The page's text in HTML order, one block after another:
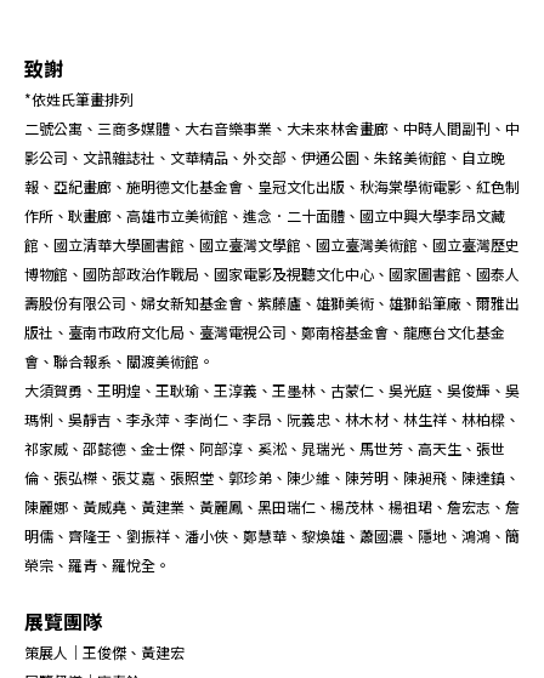
致謝
*依姓氏筆畫排列
二號公寓、三商多媒體、大右音樂事業、大未來林舍畫廊、中時人間副刊、中
影公司、文訊雜誌社、文華精品、外交部、伊通公園、朱銘美術館、自立晚
報、亞紀畫廊、施明德文化基金會、皇冠文化出版、秋海棠學術電影、紅色制
作所、耿畫廊、高雄市立美術館、進念．二十面體、國立中興大學李昂文藏
館、國立清華大學圖書館、國立臺灣文學館、國立臺灣美術館、國立臺灣歷史
博物館、國防部政治作戰局、國家電影及視聽文化中心、國家圖書館、國泰人
壽股份有限公司、婦女新知基金會、紫藤廬、雄獅美術、雄獅鉛筆廠、爾雅出
版社、臺南市政府文化局、臺灣電視公司、鄭南榕基金會、龍應台文化基金
會、聯合報系、關渡美術館。
大須賀勇、王明煌、王耿瑜、王淳義、王墨林、古蒙仁、吳光庭、吳俊輝、吳
瑪悧、吳靜吉、李永萍、李尚仁、李昂、阮義忠、林木材、林生祥、林柏樑、
祁家威、邵懿德、金士傑、阿部淳、奚淞、晁瑞光、馬世芳、高天生、張世
倫、張弘榤、張艾嘉、張照堂、郭珍弟、陳少維、陳芳明、陳昶飛、陳達鎮、
陳麗娜、黃威堯、黃建業、黃麗鳳、黑田瑞仁、楊茂林、楊祖珺、詹宏志、詹
明儒、齊隆壬、劉振祥、潘小俠、鄭慧華、黎煥雄、蕭國濃、隱地、鴻鴻、簡
榮宗、羅青、羅悅全。
展覽團隊
策展人｜王俊傑、黃建宏